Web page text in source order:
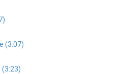
(3:07)